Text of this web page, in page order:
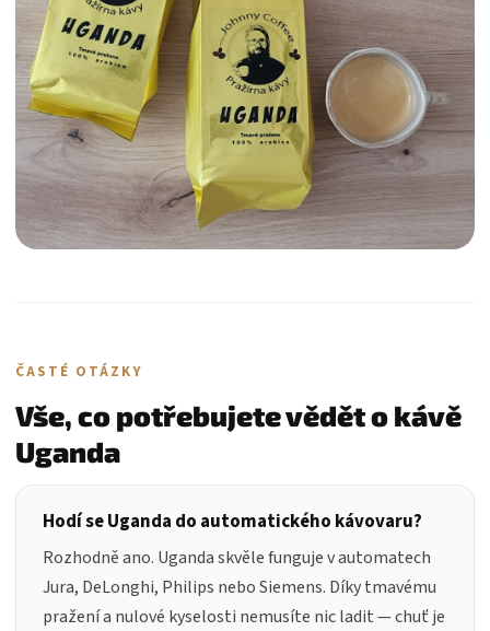
ČASTÉ OTÁZKY
Vše, co potřebujete vědět o kávě
Uganda
Hodí se Uganda do automatického kávovaru?
Rozhodně ano. Uganda skvěle funguje v automatech
Jura, DeLonghi, Philips nebo Siemens. Díky tmavému
pražení a nulové kyselosti nemusíte nic ladit — chuť je